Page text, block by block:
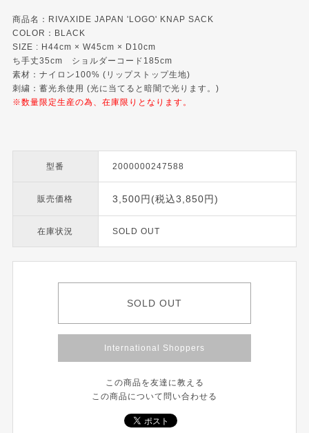
商品名：RIVAXIDE JAPAN 'LOGO' KNAP SACK
COLOR：BLACK
SIZE : H44cm × W45cm × D10cm
ち手丈35cm ショルダーコード185cm
素材：ナイロン100% (リップストップ生地)
刺繍：蓄光糸使用 (光に当てると暗闇で光ります。)
※数量限定生産の為、在庫限りとなります。
型番 2000000247588
販売価格 3,500円(税込3,850円)
在庫状況 SOLD OUT
SOLD OUT
International Shoppers
この商品を友達に教える
この商品について問い合わせる